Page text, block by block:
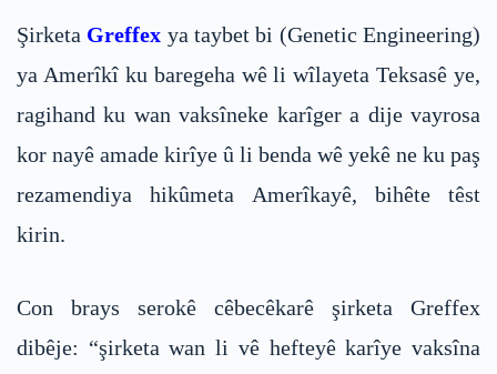
Şirketa Greffex ya taybet bi (Genetic Engineering)
ya Amerîkî ku baregeha wê li wîlayeta Teksasê ye,
ragihand ku wan vaksîneke karîger a dije vayrosa
kor nayê amade kirîye û li benda wê yekê ne ku paş
rezamendiya hikûmeta Amerîkayê, bihête têst
kirin.
Con brays serokê cêbecêkarê şirketa Greffex
dibêje: “şirketa wan li vê hefteyê karîye vaksîna